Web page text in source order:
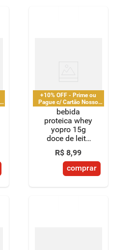
+10% OFF - Prime ou
Pague c/ Cartão Nosso
Pay
bebida
proteica whey
yopro 15g
doce de leite
250ml
R$ 8,99
comprar